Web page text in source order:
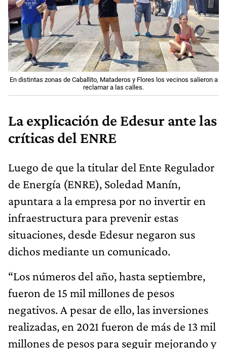
En distintas zonas de Caballito, Mataderos y Flores los vecinos salieron a
reclamar a las calles.
La explicación de Edesur ante las
críticas del ENRE
Luego de que la titular del Ente Regulador
de Energía (ENRE), Soledad Manín,
apuntara a la empresa por no invertir en
infraestructura para prevenir estas
situaciones, desde Edesur negaron sus
dichos mediante un comunicado.
“Los números del año, hasta septiembre,
fueron de 15 mil millones de pesos
negativos. A pesar de ello, las inversiones
realizadas, en 2021 fueron de más de 13 mil
millones de pesos para seguir mejorando y